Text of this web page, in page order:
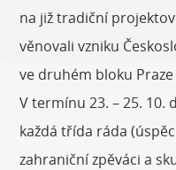
na již tradiční
věnovali vzniku
ve druhém bloku Praze
V termínu 23. – 25.
každá třída ráda
zahraniční zpěváci a